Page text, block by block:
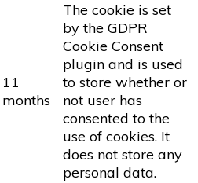
11
months
The cookie is set
by the GDPR
Cookie Consent
plugin and is used
to store whether or
not user has
consented to the
use of cookies. It
does not store any
personal data.